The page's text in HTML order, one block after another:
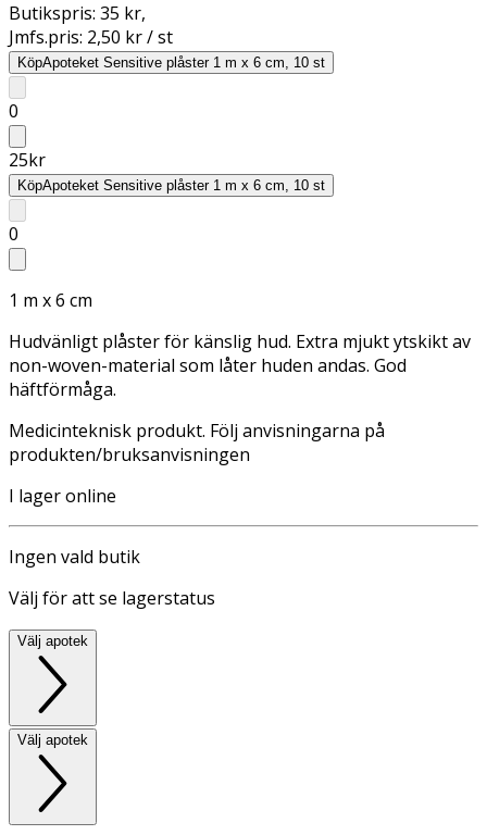
Butikspris: 35 kr,
Jmfs.pris: 2,50 kr / st
KöpApoteket Sensitive plåster 1 m x 6 cm, 10 st
0
25kr
KöpApoteket Sensitive plåster 1 m x 6 cm, 10 st
0
1 m x 6 cm
Hudvänligt plåster för känslig hud. Extra mjukt ytskikt av
non-woven-material som låter huden andas. God
häftförmåga.
Medicinteknisk produkt. Följ anvisningarna på
produkten/bruksanvisningen
I lager online
Ingen vald butik
Välj för att se lagerstatus
Välj apotek
Välj apotek